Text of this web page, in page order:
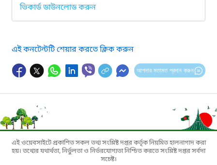
ভিকার্ড ডাউনলোড করুন
এই কনটেন্টটি শেয়ার করতে ক্লিক করুন
আপনার মতামত প্রদান করুন
এই ওয়েবসাইটে প্রকাশিত সকল তথ্য সংশ্লিষ্ট দপ্তর কর্তৃক নিয়মিত হালনাগাদ করা
হয়। তথ্যের যথার্থতা, নির্ভুলতা ও নির্ভরযোগ্যতা নিশ্চিত করতে সংশ্লিষ্ট দপ্তর সর্বদা
সচেষ্ট।